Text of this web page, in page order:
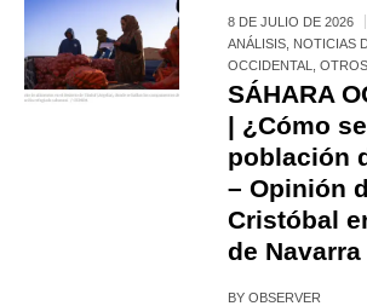
8 DE JULIO DE 2026
ANÁLISIS NOTICIAS
OCCIDENTAL
,
SÁHARA
| ¿Cómo
población
– Opinión
Cristóbal
de Navarra
BYOBSERVER